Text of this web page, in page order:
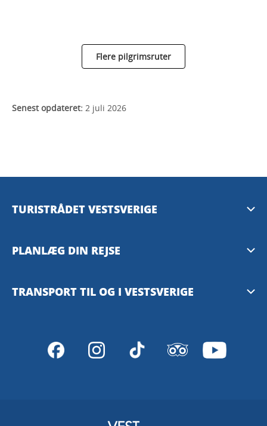
Flere pilgrimsruter
Senest opdateret: 2 juli 2026
TURISTRÅDET VESTSVERIGE
Mediebank
PLANLÆG DIN REJSE
Tilgængelighedsguide – TD
VisitSweden
TRANSPORT TIL OG I VESTSVERIGE
SJ – med tog